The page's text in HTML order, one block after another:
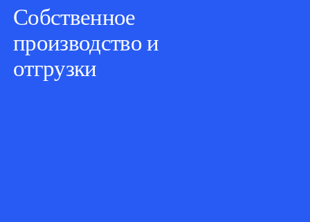
Собственное
производство и
отгрузки